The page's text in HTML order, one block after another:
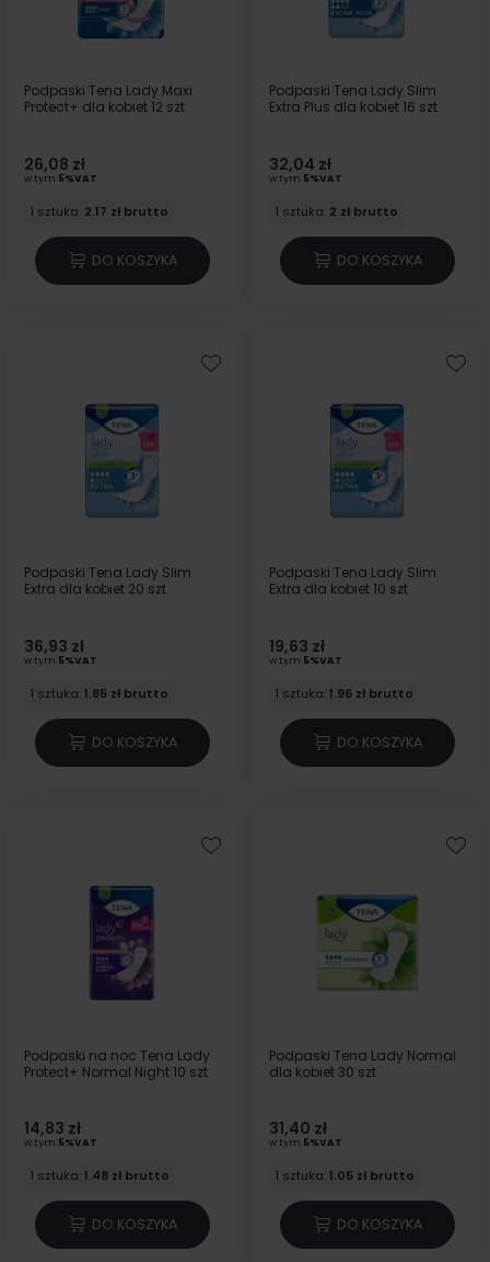
Podpaski Tena Lady Maxi
Protect+ dla kobiet 12 szt
26,08 zł
w tym 5%VAT
1 sztuka: 2.17 zł brutto
DO KOSZYKA
Podpaski Tena Lady Slim
Extra Plus dla kobiet 16 szt
32,04 zł
w tym 5%VAT
1 sztuka: 2 zł brutto
DO KOSZYKA
Podpaski Tena Lady Slim
Extra dla kobiet 20 szt
36,93 zł
w tym 5%VAT
1 sztuka:1.85 zł brutto
DO KOSZYKA
Podpaski Tena Lady Slim
Extra dla kobiet 10 szt
19,63 zł
w tym 5%VAT
1 sztuka:1.96 zł brutto
DO KOSZYKA
Podpaski na noc Tena Lady
Protect+ Normal Night 10 szt
14,83 zł
w tym 5%VAT
1 sztuka:1.48 zł brutto
DO KOSZYKA
Podpaski Tena Lady Normal
dla kobiet 30 szt
31,40 zł
w tym 5%VAT
1 sztuka:1.05 zł brutto
DO KOSZYKA